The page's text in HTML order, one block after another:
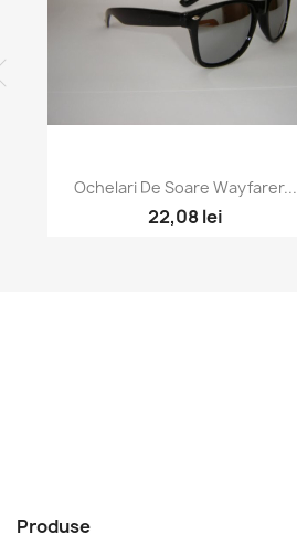
Ochelari De Soare Wayfarer...
22,08 lei
Produse